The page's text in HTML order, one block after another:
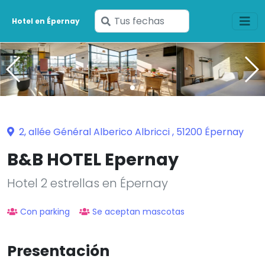
Hotel en Épernay
Ingresa
tus
fechas
2, allée Général Alberico Albricci , 51200 Épernay
B&B HOTEL Epernay
Hotel 2 estrellas en Épernay
Con parking Se aceptan mascotas
Presentación